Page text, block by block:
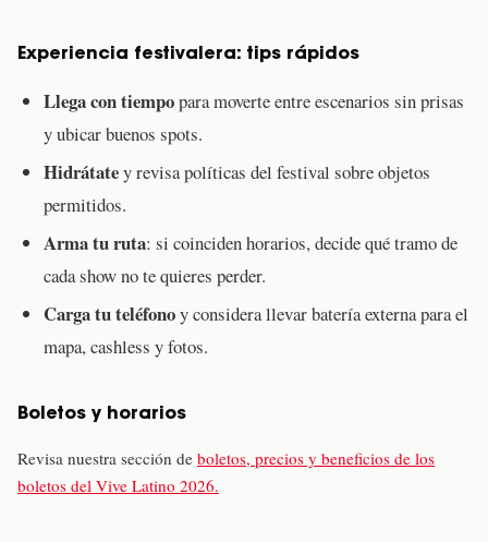
Experiencia festivalera: tips rápidos
Llega con tiempopara moverte entre escenarios sin prisas
y ubicar buenos spots.
Hidrátatey revisa políticas del festival sobre objetos
permitidos.
Arma tu ruta: si coinciden horarios, decide qué tramo de
cada show no te quieres perder.
Carga tu teléfonoy considera llevar batería externa para el
mapa, cashless y fotos.
Boletos y horarios
Revisa nuestra sección de boletos, precios y beneficios de los
boletos del Vive Latino 2026.